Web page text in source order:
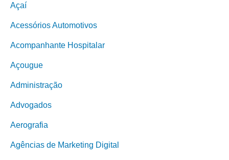
Açaí
Acessórios Automotivos
Acompanhante Hospitalar
Açougue
Administração
Advogados
Aerografia
Agências de Marketing Digital